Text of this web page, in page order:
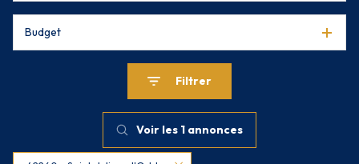
Budget
Filtrer
Voir les 1 annonces